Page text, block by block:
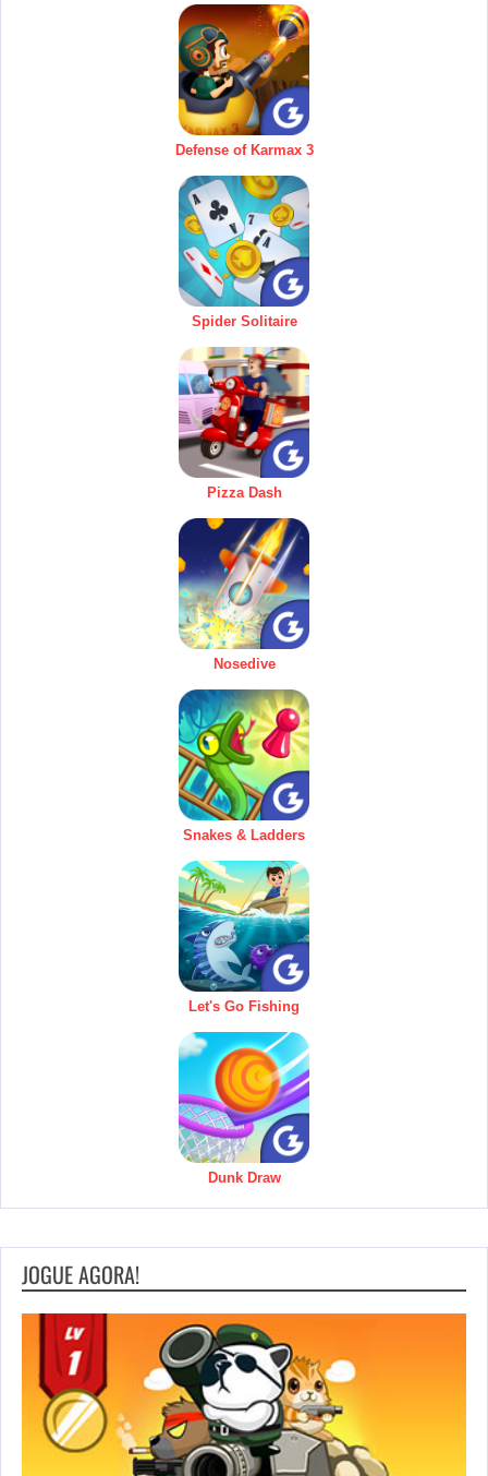
Defense of Karmax 3
Spider Solitaire
Pizza Dash
Nosedive
Snakes & Ladders
Let's Go Fishing
Dunk Draw
JOGUE AGORA!